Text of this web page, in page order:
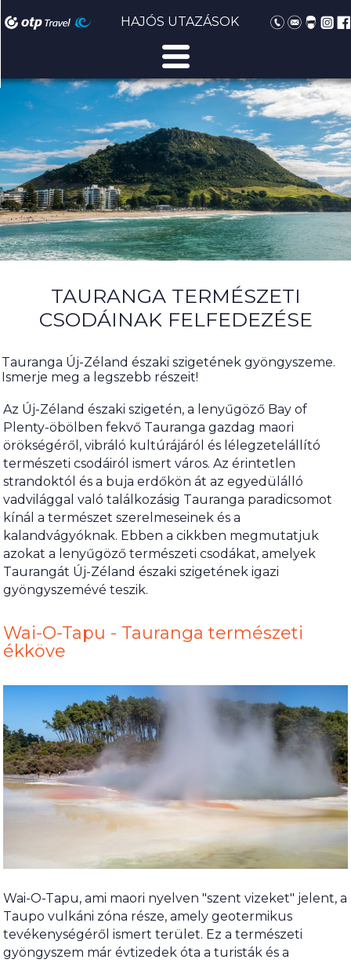
HAJÓS UTAZÁSOK
TAURANGA TERMÉSZETI
CSODÁINAK FELFEDEZÉSE
Tauranga Új-Zéland északi szigetének gyöngyszeme.
Ismerje meg a legszebb részeit!
Az Új-Zéland északi szigetén, a lenyűgöző Bay of
Plenty-öbölben fekvő Tauranga gazdag maori
örökségéről, vibráló kultúrájáról és lélegzetelállító
természeti csodáiról ismert város. Az érintetlen
strandoktól és a buja erdőkön át az egyedülálló
vadvilággal való találkozásig Tauranga paradicsomot
kínál a természet szerelmeseinek és a
kalandvágyóknak. Ebben a cikkben megmutatjuk
azokat a lenyűgöző természeti csodákat, amelyek
Taurangát Új-Zéland északi szigetének igazi
gyöngyszemévé teszik.
Wai-O-Tapu - Tauranga természeti
ékköve
Wai-O-Tapu, ami maori nyelven "szent vizeket" jelent, a
Taupo vulkáni zóna része, amely geotermikus
tevékenységéről ismert terület. Ez a természeti
gyöngyszem már évtizedek óta a turisták és a